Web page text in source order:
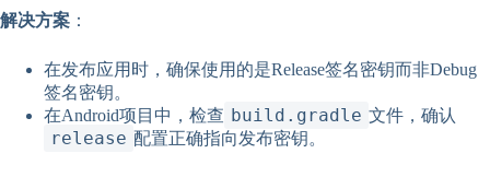
解决方案 ：
在发布应用时，确保使用的是Release签名密钥而非Debug
签名密钥。
在Android项目中，检查 build.gradle 文件，确认
release 配置正确指向发布密钥。